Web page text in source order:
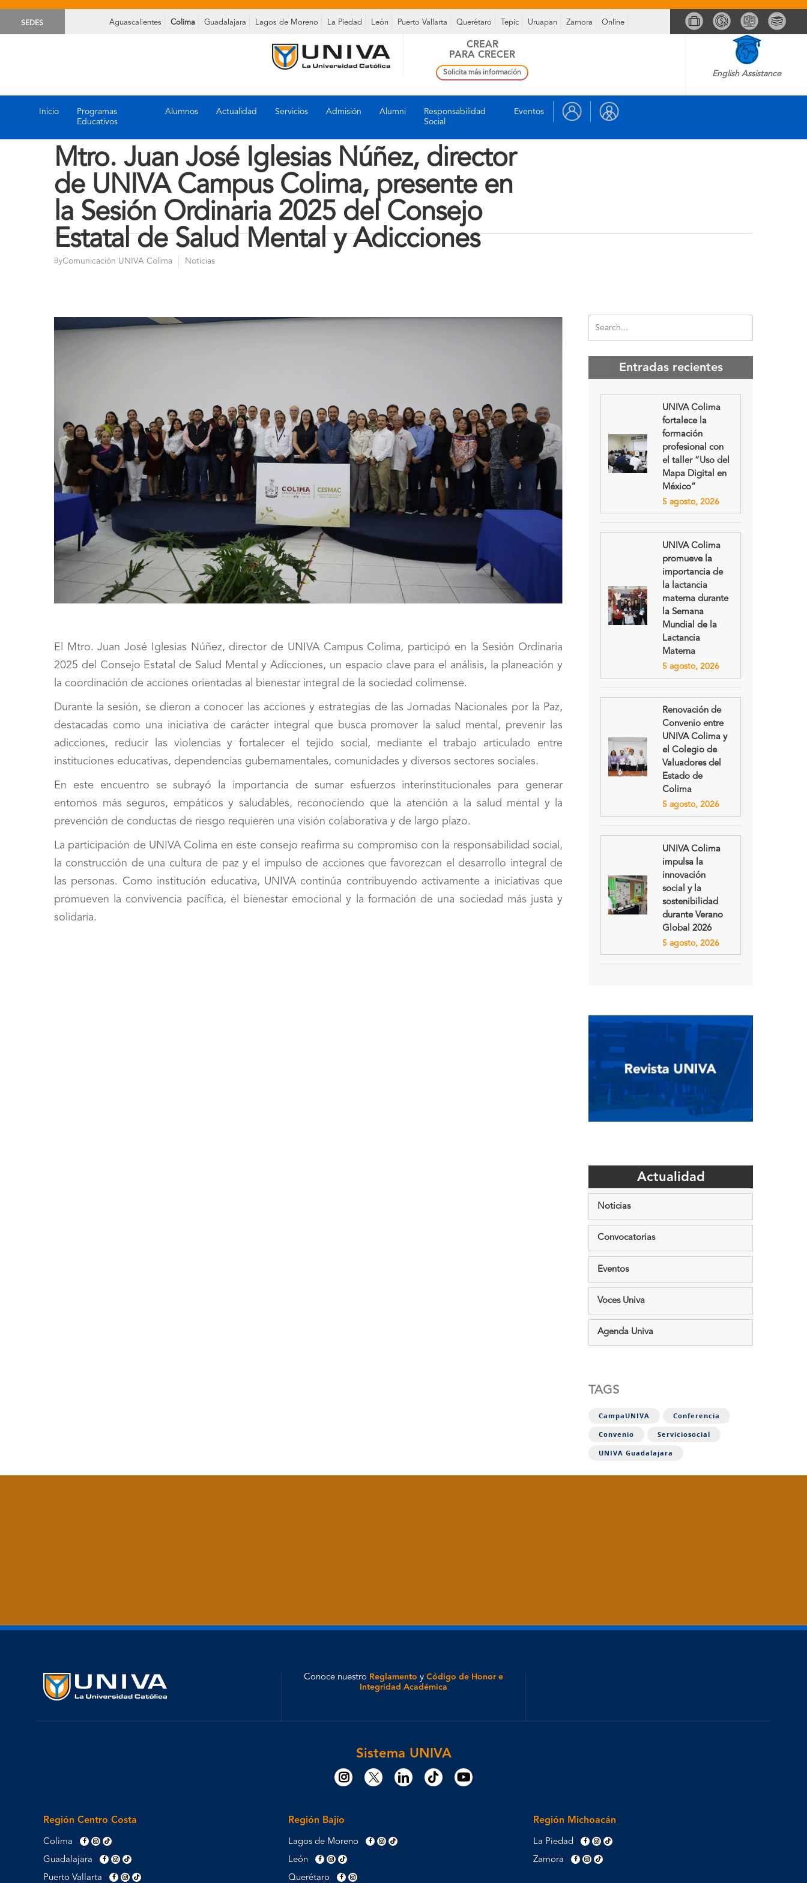
SEDES Aguascalientes Colima Guadalajara Lagos de Moreno La Piedad León Puerto Vallarta Querétaro Tepic Uruapan Zamora Online
CREAR
PARA CRECER
Solicita más información English Assistance
Mtro. Juan José Iglesias Núñez, director
de UNIVA Campus Colima, presente en
la Sesión Ordinaria 2025 del Consejo
Estatal de Salud Mental y Adicciones
ByComunicación UNIVA Colima Noticias
Inicio
Programas
Educativos
Alumnos Actualidad Servicios Admisión Alumni
Responsabilidad
Social
Eventos
El Mtro. Juan José Iglesias Núñez, director de UNIVA Campus Colima, participó en la Sesión Ordinaria
2025 del Consejo Estatal de Salud Mental y Adicciones, un espacio clave para el análisis, la planeación y
la coordinación de acciones orientadas al bienestar integral de la sociedad colimense.
Durante la sesión, se dieron a conocer las acciones y estrategias de las Jornadas Nacionales por la Paz,
destacadas como una iniciativa de carácter integral que busca promover la salud mental, prevenir las
adicciones, reducir las violencias y fortalecer el tejido social, mediante el trabajo articulado entre
instituciones educativas, dependencias gubernamentales, comunidades y diversos sectores sociales.
En este encuentro se subrayó la importancia de sumar esfuerzos interinstitucionales para generar
entornos más seguros, empáticos y saludables, reconociendo que la atención a la salud mental y la
prevención de conductas de riesgo requieren una visión colaborativa y de largo plazo.
La participación de UNIVA Colima en este consejo reafirma su compromiso con la responsabilidad social,
la construcción de una cultura de paz y el impulso de acciones que favorezcan el desarrollo integral de
las personas. Como institución educativa, UNIVA continúa contribuyendo activamente a iniciativas que
promueven la convivencia pacífica, el bienestar emocional y la formación de una sociedad más justa y
solidaria.
Entradas recientes
UNIVA Colima
fortalece la
formación
profesional con
el taller “Uso del
Mapa Digital en
México”
5 agosto, 2026
UNIVA Colima
promueve la
importancia de
la lactancia
materna durante
la Semana
Mundial de la
Lactancia
Materna
5 agosto, 2026
Renovación de
Convenio entre
UNIVA Colima y
el Colegio de
Valuadores del
Estado de
Colima
5 agosto, 2026
UNIVA Colima
impulsa la
innovación
social y la
sostenibilidad
durante Verano
Global 2026
5 agosto, 2026
Actualidad
Noticias
Convocatorias
Eventos
Voces Univa
Agenda Univa
TAGS
CampaUNIVA Conferencia
Convenio Serviciosocial
UNIVA Guadalajara
Conoce nuestro Reglamento y Código de Honor e
Integridad Académica
Sistema UNIVA
Región Centro Costa
Colima
Guadalajara
Puerto Vallarta
Región Bajío
Lagos de Moreno
León
Querétaro
Región Michoacán
La Piedad
Zamora